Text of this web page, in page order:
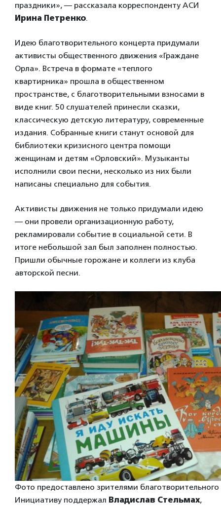
праздники», — рассказала корреспонденту АСИ
Ирина Петренко.
Идею благотворительного концерта придумали
активисты общественного движения «Граждане
Орла». Встреча в формате «теплого
квартирника» прошла в общественном
пространстве, с благотворительными взносами в
виде книг. 50 слушателей принесли сказки,
классическую детскую литературу, современные
издания. Собранные книги станут основой для
библиотеки кризисного центра помощи
женщинам и детям «Орловский». Музыканты
исполнили свои песни, несколько из них были
написаны специально для события.
Активисты движения не только придумали идею
— они провели организационную работу,
рекламировали событие в социальной сети. В
итоге небольшой зал был заполнен полностью.
Пришли обычные горожане и коллеги из клуба
авторской песни.
Фото предоставлено зрителями благотворительного
Инициативу поддержал Владислав Стельмах,